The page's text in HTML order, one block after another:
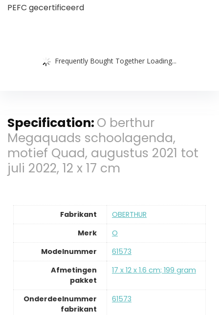
PEFC gecertificeerd
Frequently Bought Together Loading...
Specification: O berthur
Megaquads schoolagenda,
motief Quad, augustus 2021 tot
juli 2022, 12 x 17 cm
Fabrikant
‎OBERTHUR
Merk
‎O
Modelnummer
‎61573
Afmetingen
pakket
‎17 x 12 x 1.6 cm; 199 gram
Onderdeelnummer
fabrikant
‎61573